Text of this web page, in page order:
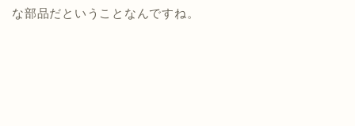
な部品だということなんですね。